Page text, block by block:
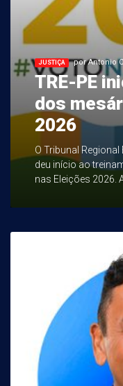
JUSTIÇA por Antonio
TRE-PE
dos
2026
O Tribunal
deu início ao
nas Eleições 2026. A